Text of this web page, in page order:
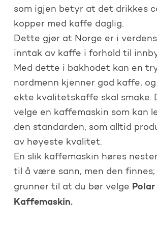
som igjen betyr at det drikkes
kopper med kaffe daglig.
Dette gjør at Norge er i
inntak av kaffe i forhold til
Med dette i bakhodet kan en
nordmenn kjenner god kaffe,
ekte kvalitetskaffe skal smake.
velge en kaffemaskin som kan
den standarden, som alltid
av høyeste kvalitet.
En slik kaffemaskin høres
til å være sann, men den finnes;
grunner til at du bør velge Polar
Kaffemaskin.